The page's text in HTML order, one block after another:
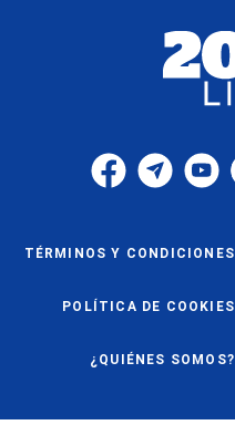
TÉRMINOS Y CONDICIONES
POLÍTICA DE COOKIES
¿QUIÉNES SOMOS?